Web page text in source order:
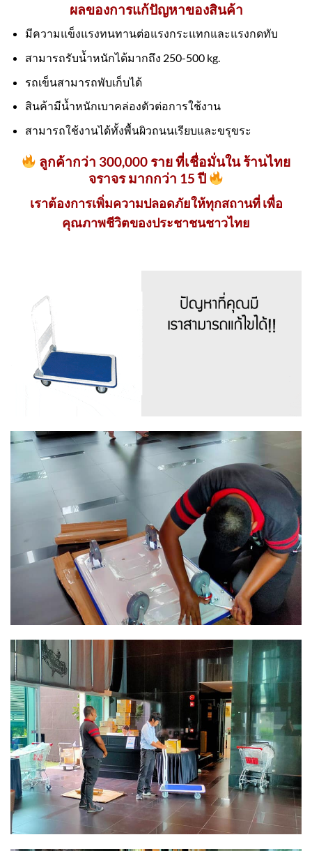
ผลของการแก้ปัญหาของสินค้า
มีความแข็งแรงทนทานต่อแรงกระแทกและแรงกดทับ
สามารถรับน้ำหนักได้มากถึง 250-500 kg.
รถเข็นสามารถพับเก็บได้
สินค้ามีน้ำหนักเบาคล่องตัวต่อการใช้งาน
สามารถใช้งานได้ทั้งพื้นผิวถนนเรียบและขรุขระ
ลูกค้ากว่า 300,000 ราย ที่เชื่อมั่นใน ร้านไทย
จราจร มากกว่า 15 ปี
เราต้องการเพิ่มความปลอดภัยให้ทุกสถานที่ เพื่อ
คุณภาพชีวิตของประชาชนชาวไทย